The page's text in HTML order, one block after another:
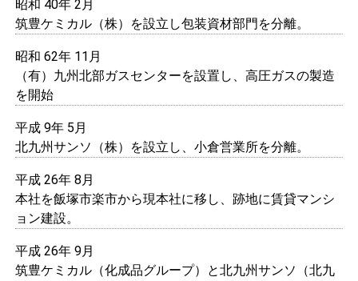
昭和 40年 2月
筑豊ケミカル（株）を設立し包装資材部門を分離。
昭和 62年 11月
（有）九州北部ガスセンターを設置し、高圧ガスの製造
を開始
平成 9年 5月
北九州サンソ（株）を設立し、小倉営業所を分離。
平成 26年 8月
本社を飯塚市楽市から現本社に移し、跡地に賃貸マンシ
ョン建設。
平成 26年 9月
筑豊ケミカル（化成品グループ）と北九州サンソ（北九